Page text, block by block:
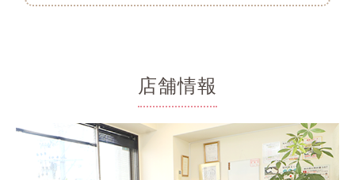
店舗情報